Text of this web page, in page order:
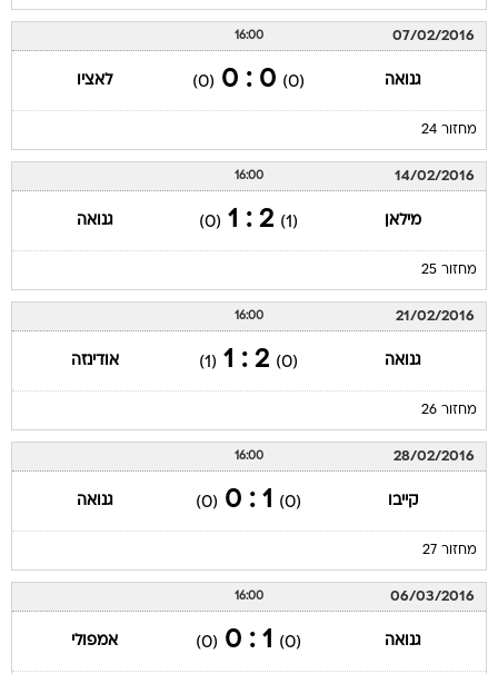
07/02/2016
16:00
גנואה (0)
0 : 0
(0) לאציו
מחזור 24
14/02/2016
16:00
מילאן (1)
2 : 1
(0) גנואה
מחזור 25
21/02/2016
16:00
גנואה (0)
2 : 1
(1) אודינזה
מחזור 26
28/02/2016
16:00
קייבו (0)
1 : 0
(0) גנואה
מחזור 27
06/03/2016
16:00
גנואה (0)
1 : 0
(0) אמפולי